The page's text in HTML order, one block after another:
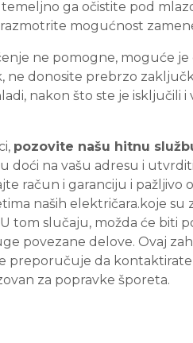
ga očistite pod
mogućnost
ne pomogne, moguće
ne donosite prebrzo
nakon što ste je isključili i
pozovite našu hitnu
doći na vašu adresu i
račun i garanciju i pažljivo
naših električara.koje
tom slučaju, možda će biti
povezane delove. Ovaj
preporučuje da kontaktirate
za popravke šporeta.